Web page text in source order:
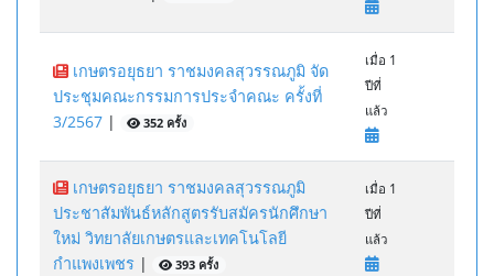
เกษตรอยุธยา ราชมงคลสุวรรณภูมิ จัด
ประชุมคณะกรรมการประจำคณะ ครั้งที่
3/2567 | 352 ครั้ง
เมื่อ 1
ปีที่
แล้ว
เกษตรอยุธยา ราชมงคลสุวรรณภูมิ
ประชาสัมพันธ์หลักสูตรรับสมัครนักศึกษา
ใหม่ วิทยาลัยเกษตรและเทคโนโลยี
กำแพงเพชร | 393 ครั้ง
เมื่อ 1
ปีที่
แล้ว